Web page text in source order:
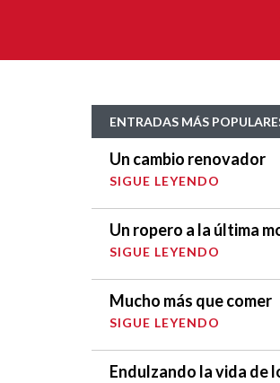
ENTRADAS MÁS
Un cambio renovador
SIGUE LEYENDO
Un ropero a la última
SIGUE LEYENDO
Mucho más que comer
SIGUE LEYENDO
Endulzando la vida de